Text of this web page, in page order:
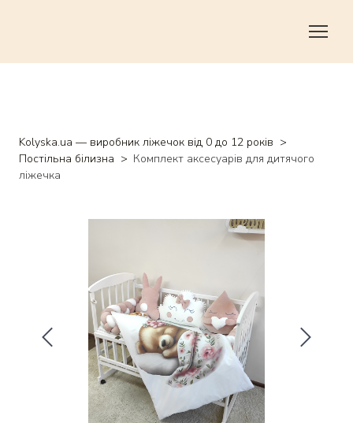
Kolyska.ua — виробник ліжечок від 0 до 12 років
Постільна білизна
Комплект аксесуарів для дитячого
ліжечка